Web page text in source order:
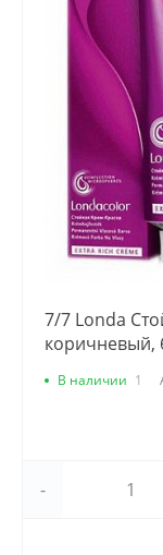
7/7 Londa
коричневый,
В наличии 1
-